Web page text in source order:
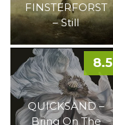
FINSTERFORST
– Still
QUICKSAND –
Bring On The
8.5